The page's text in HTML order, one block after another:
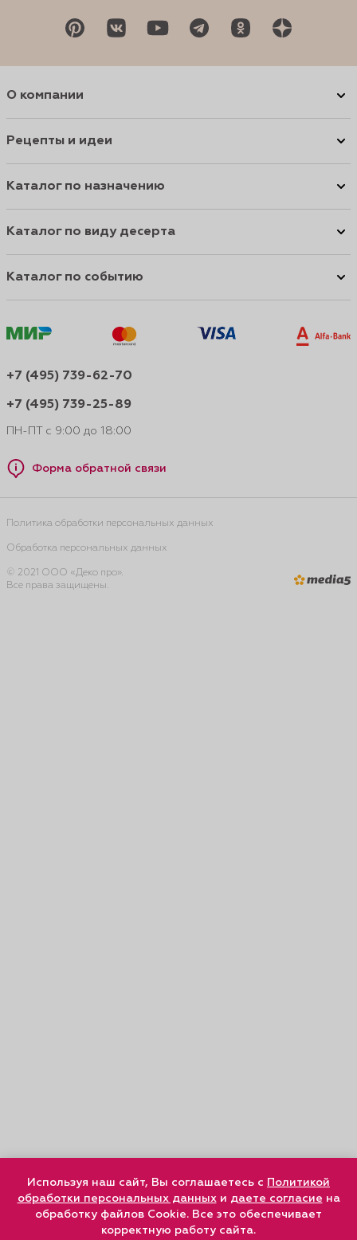
О компании
Рецепты и идеи
Каталог по назначению
Каталог по виду десерта
Каталог по событию
+7 (495) 739-62-70
+7 (495) 739-25-89
ПН-ПТ с 9:00 до 18:00
Форма обратной связи
Политика обработки персональных данных
Обработка персональных данных
© 2021 ООО «Деко про».
Все права защищены.
Используя наш сайт, Вы соглашаетесь с Политикой
обработки персональных данныхи даете согласие на
обработку файлов Cookie. Все это обеспечивает
корректную работу сайта.